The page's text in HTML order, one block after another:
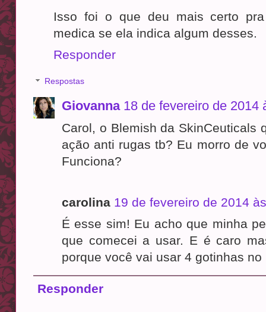
Isso foi o que deu mais certo
medica se ela indica algum desses.
Responder
Respostas
Giovanna 18 de fevereiro de 2014
Carol, o Blemish da SkinCeuticals
ação anti rugas tb? Eu morro de
Funciona?
carolina 19 de fevereiro de 2014
É esse sim! Eu acho que minha
que comecei a usar. E é caro
porque você vai usar 4 gotinhas no
Responder